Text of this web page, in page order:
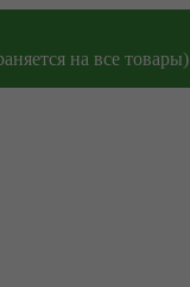
на все товары)